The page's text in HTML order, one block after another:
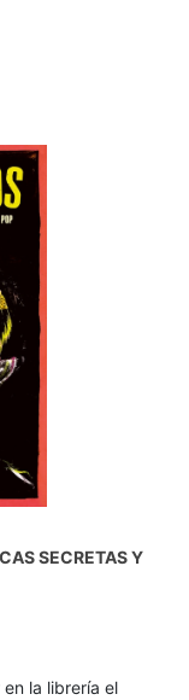
SECRETAS Y
la librería el